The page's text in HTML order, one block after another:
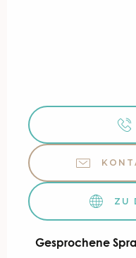
ZU
Gesprochene
Gesprochene